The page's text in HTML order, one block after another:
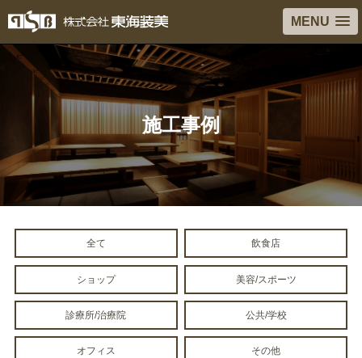
MENU
施工事例
全て 飲食店
ショップ 美容/スポーツ
診療所/治療院 公共/学校
オフィス その他